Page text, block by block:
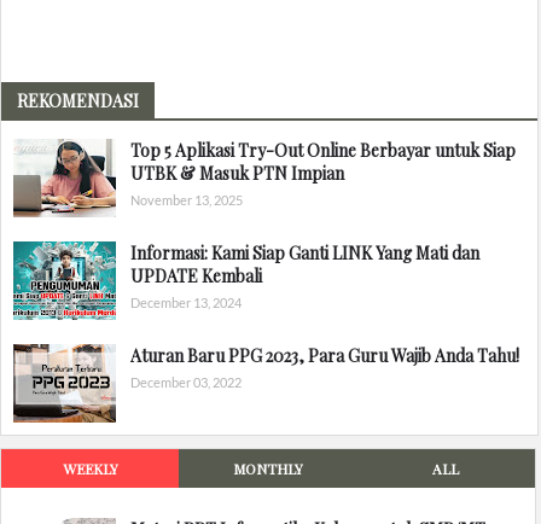
REKOMENDASI
Top 5 Aplikasi Try-Out Online Berbayar untuk Siap
UTBK & Masuk PTN Impian
November 13, 2025
Informasi: Kami Siap Ganti LINK Yang Mati dan
UPDATE Kembali
December 13, 2024
Aturan Baru PPG 2023, Para Guru Wajib Anda Tahu!
December 03, 2022
WEEKLY MONTHLY ALL